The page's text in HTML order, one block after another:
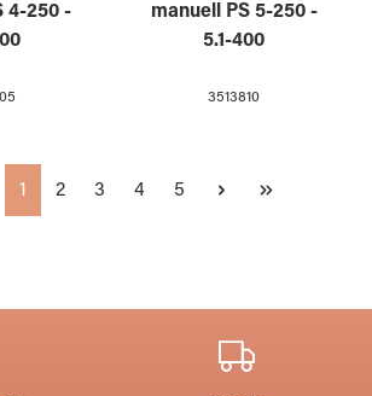
4-250 -
manuell PS 5-250 -
5.1-400
3513810
Seite
1 Seite
2 Seite
3 Seite
4 Seite
5